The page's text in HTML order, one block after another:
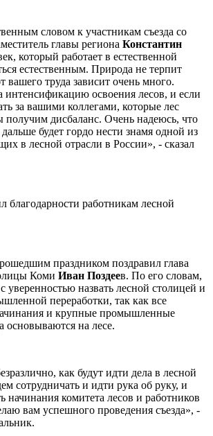
словом к участникам съезда со
главы региона Константин
который работает в естественной
естественным. Природа не терпит
вашего труда зависит очень много.
интенсификацию освоения лесов, и если
за вашими коллегами, которые лес
получим дисбаланс. Очень надеюсь, что
будет гордо нести знамя одной из
в лесной отрасли в России», - сказал
благодарности работникам лесной
праздником поздравил глава
Коми Иван Поздеев. По его словам,
назвать лесной столицей и
переработки, так как все
и крупные промышленные
основываются на лесе.
как будут идти дела в лесной
сотрудничать и идти рука об руку, и
начинания комитета лесов и работников
вам успешного проведения съезда», -